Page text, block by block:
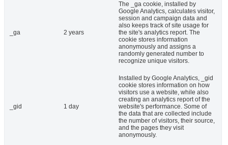
_ga 2 years
The _ga cookie, installed by
Google Analytics, calculates visitor,
session and campaign data and
also keeps track of site usage for
the site's analytics report. The
cookie stores information
anonymously and assigns a
randomly generated number to
recognize unique visitors.
_gid 1 day
Installed by Google Analytics, _gid
cookie stores information on how
visitors use a website, while also
creating an analytics report of the
website's performance. Some of
the data that are collected include
the number of visitors, their source,
and the pages they visit
anonymously.